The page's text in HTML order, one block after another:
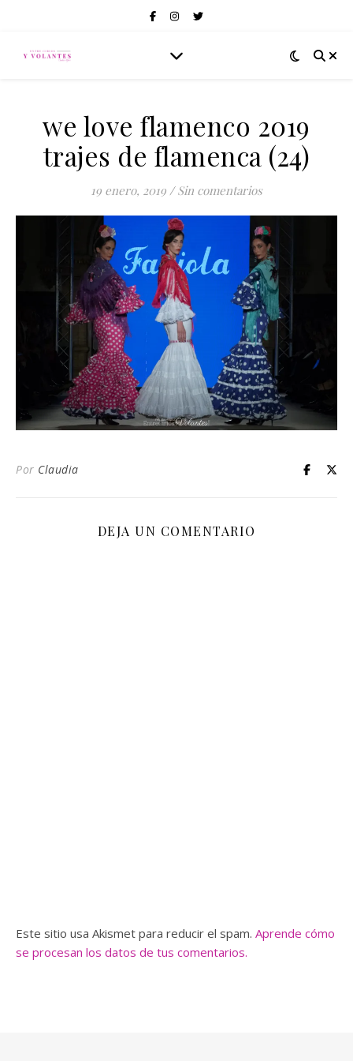
we love flamenco 2019
trajes de flamenca (24)
19 enero, 2019 / Sin comentarios
Por Claudia
DEJA UN COMENTARIO
Este sitio usa Akismet para reducir el spam. Aprende cómo
se procesan los datos de tus comentarios.